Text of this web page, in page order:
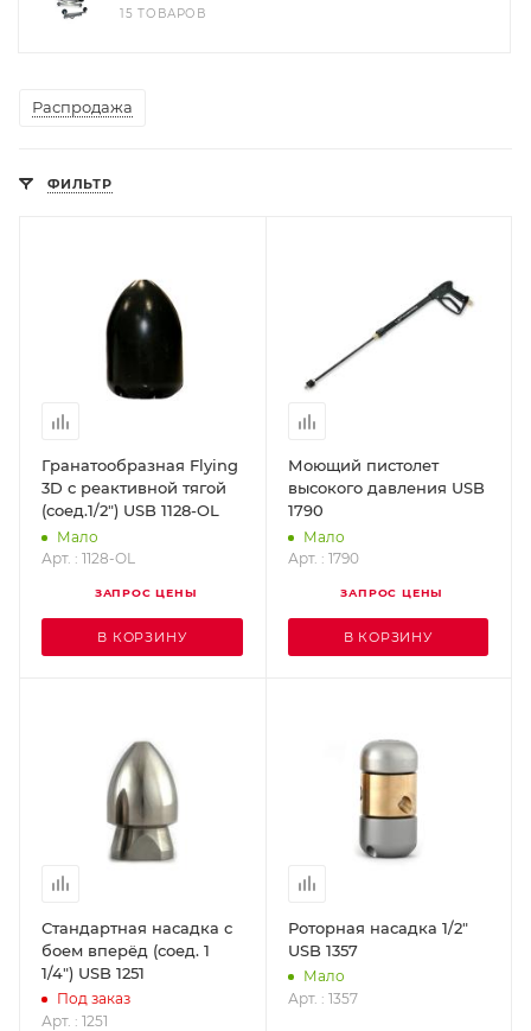
15 ТОВАРОВ
Распродажа
ФИЛЬТР
Гранатообразная Flying
3D с реактивной тягой
(соед.1/2") USB 1128-OL
Мало
Арт. : 1128-OL
ЗАПРОС ЦЕНЫ
В КОРЗИНУ
Моющий пистолет
высокого давления USB
1790
Мало
Арт. : 1790
ЗАПРОС ЦЕНЫ
В КОРЗИНУ
Стандартная насадка с
боем вперёд (соед. 1
1/4") USB 1251
Под заказ
Арт. : 1251
Роторная насадка 1/2"
USB 1357
Мало
Арт. : 1357